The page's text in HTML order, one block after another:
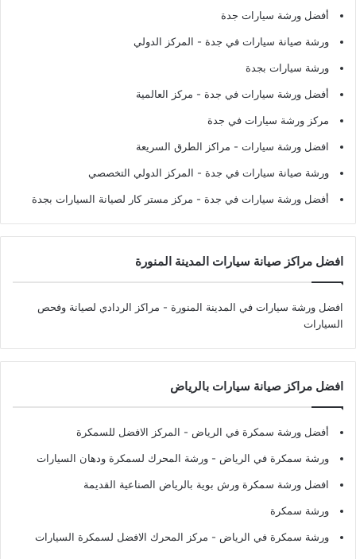
أفضل ورشة سيارات جدة
ورشة صيانة سيارات في جدة - المركز الدولي
ورشة سيارات بجدة
أفضل ورشة سيارات في جدة - مركز العالمية
مركز ورشة سيارات في جدة
افضل ورشة سيارات - مراكز الطرق السريعة
ورشة صيانة سيارات في جدة - المركز الدولي التخصصي
أفضل ورشة سيارات في جدة - مركز مستر كار لصيانة السيارات بجدة
افضل مراكز صيانة سيارات المدينة المنورة
افضل ورشة سيارات في المدينة المنورة - مراكز الردادي لصيانة وفحص
السيارات
افضل مراكز صيانة سيارات بالرياض
أفضل ورشة سمكرة في الرياض - المركز الافضل للسمكرة
ورشة سمكرة في الرياض - ورشة المحرك لسمكرة ودهان السيارات
افضل ورشة سمكرة ورش بوية بالرياض الصناعية القديمة
ورشة سمكرة
ورشة سمكرة في الرياض - مركز المحرك الافضل لسمكرة السيارات